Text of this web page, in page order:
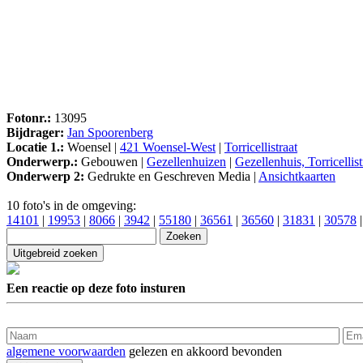
Fotonr.: 13095
Bijdrager: Jan Spoorenberg
Locatie 1.: Woensel | 421 Woensel-West| Torricellistraat
Onderwerp.: Gebouwen | Gezellenhuizen
Gezellenhuis,
Onderwerp 2: Gedrukte en Geschreven Media | Ansichtkaarten
10 foto's in de omgeving:
14101
19953 8066 3942 55180 36561 36560 31831 30578
Een reactie op deze foto insturen
algemene voorwaarden gelezen en akkoord bevonden